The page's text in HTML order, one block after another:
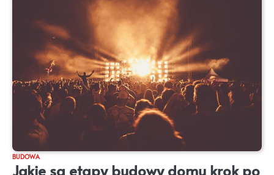
BUDOWA
Jakie są etapy budowy domu krok po